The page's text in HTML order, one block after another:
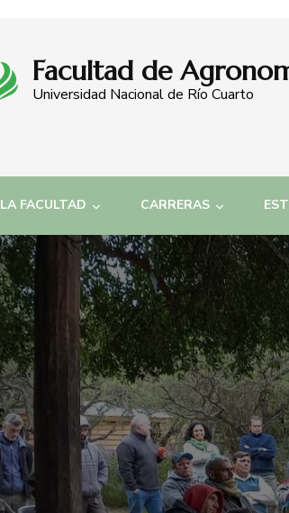
Facultad de
Universidad Nacional de Río Cuarto
LA FACULTAD CARRERAS